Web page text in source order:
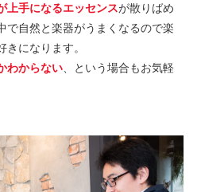
上手になるエッセンスが散りばめ
で自然と楽器がうまくなるので楽
になります。
わからない 、という場合もお気軽